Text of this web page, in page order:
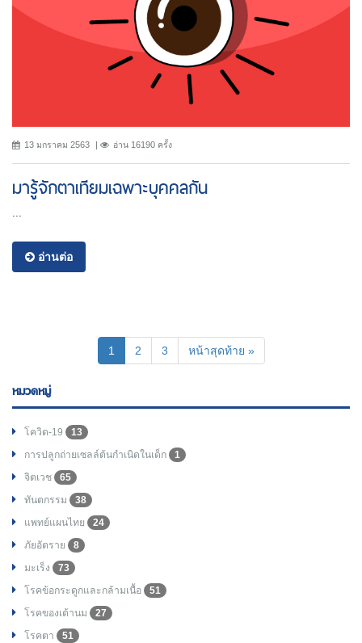
13 มกราคม 2563 อ่าน 16190 ครั้ง
มารู้จักตาเทียมเฉพาะบุคคลกัน
อ่านต่อ
1 (current)
2 3 หน้าสุดท้าย »
หมวดหมู่
โควิด-19
13
การปลูกถ่ายเซลล์ต้นกำเนิดในเด็ก
1
จิตเวช
65
ทันตกรรม
38
แพทย์แผนไทย
24
ภัยอัตราย
8
มะเร็ง
73
โรคข้อกระดูกและกล้ามเนื้อ
51
โรคของเต้านม
27
โรคตา
51